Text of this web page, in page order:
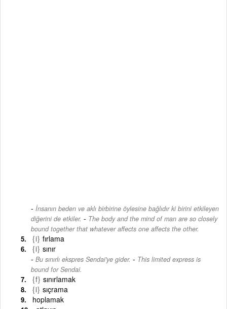
İnsanın beden ve aklı birbirine öylesine bağlıdır ki birini etkileyen
diğerini de etkiler. - The body and the mind of man are so closely
bound together that whatever affects one affects the other.
{i} fırlama
{i} sınır
Bu sınırlı ekspres Sendai'ye gider. - This limited express is
bound for Sendai.
{f} sınırlamak
{i} sıçrama
hoplamak